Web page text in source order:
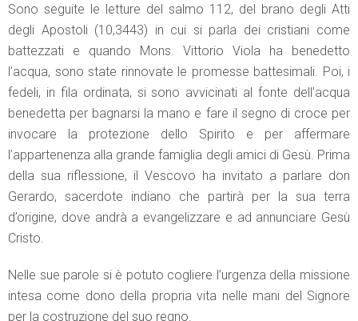
Sono seguite le letture del salmo 112, del brano degli Atti
degli Apostoli (10,3443) in cui si parla dei cristiani come
battezzati e quando Mons. Vittorio Viola ha benedetto
l’acqua, sono state rinnovate le promesse battesimali. Poi, i
fedeli, in fila ordinata, si sono avvicinati al fonte dell’acqua
benedetta per bagnarsi la mano e fare il segno di croce per
invocare la protezione dello Spirito e per affermare
l’appartenenza alla grande famiglia degli amici di Gesù. Prima
della sua riflessione, il Vescovo ha invitato a parlare don
Gerardo, sacerdote indiano che partirà per la sua terra
d’origine, dove andrà a evangelizzare e ad annunciare Gesù
Cristo.
Nelle sue parole si è potuto cogliere l’urgenza della missione
intesa come dono della propria vita nelle mani del Signore
per la costruzione del suo regno.